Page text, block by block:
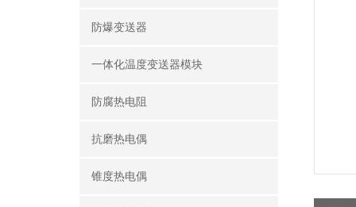
防爆变送器
一体化温度变送器模块
防腐热电阻
抗磨热电偶
锥度热电偶